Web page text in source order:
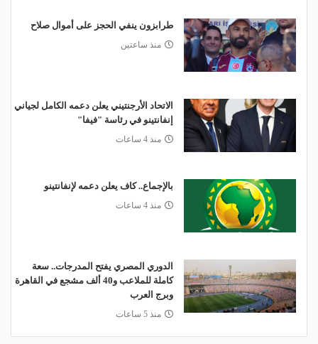
طرابزون ينفي الحجز على أموال صلاح
منذ ساعتين
الاتحاد الأرجنتيني يعلن دعمه الكامل لجياني
إنفانتينو في رئاسة "فيفا"
منذ 4 ساعات
بالإجماع.. كاف يعلن دعمه لإنفانتينو
منذ 4 ساعات
الدوري المصري يفتح المدرجات.. سعة
كاملة للملاعب و40 ألف مشجع في القاهرة
وبرج العرب
منذ 5 ساعات